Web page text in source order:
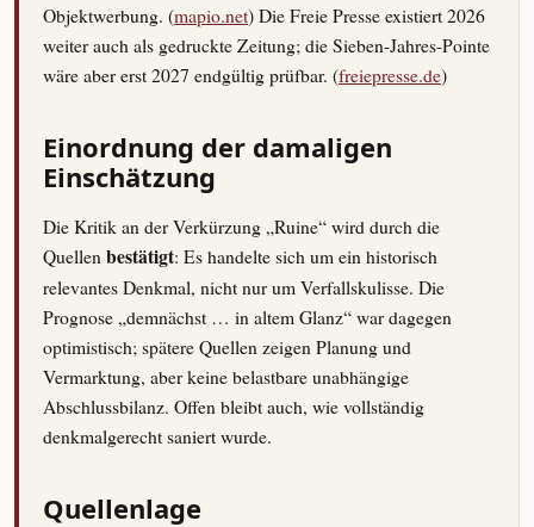
Objektwerbung. (mapio.net) Die Freie Presse existiert 2026
weiter auch als gedruckte Zeitung; die Sieben-Jahres-Pointe
wäre aber erst 2027 endgültig prüfbar. (freiepresse.de)
Einordnung der damaligen
Einschätzung
Die Kritik an der Verkürzung „Ruine“ wird durch die
Quellen bestätigt: Es handelte sich um ein historisch
relevantes Denkmal, nicht nur um Verfallskulisse. Die
Prognose „demnächst … in altem Glanz“ war dagegen
optimistisch; spätere Quellen zeigen Planung und
Vermarktung, aber keine belastbare unabhängige
Abschlussbilanz. Offen bleibt auch, wie vollständig
denkmalgerecht saniert wurde.
Quellenlage